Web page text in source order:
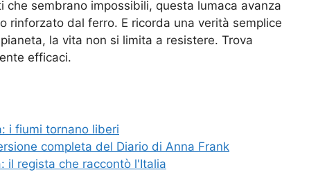
sembrano impossibili, questa lumaca avanza
rinforzato dal ferro. E ricorda una verità semplice
la vita non si limita a resistere. Trova
efficaci.
i fiumi tornano liberi
completa del Diario di Anna Frank
il regista che raccontò l'Italia